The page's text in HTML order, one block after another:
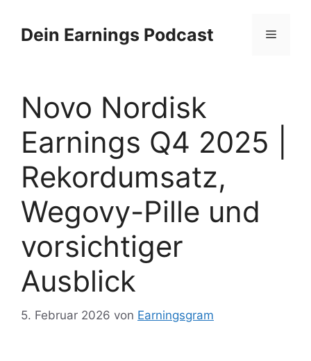
Inhalt
springen
Dein Earnings Podcast Menü
Novo Nordisk
Earnings Q4 2025 |
Rekordumsatz,
Wegovy-Pille und
vorsichtiger
Ausblick
5. Februar 2026 von Earningsgram